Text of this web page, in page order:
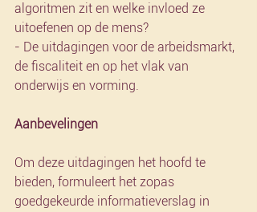
algoritmen zit en welke invloed ze
uitoefenen op de mens?
- De uitdagingen voor de arbeidsmarkt,
de fiscaliteit en op het vlak van
onderwijs en vorming.
Aanbevelingen
Om deze uitdagingen het hoofd te
bieden, formuleert het zopas
goedgekeurde informatieverslag in